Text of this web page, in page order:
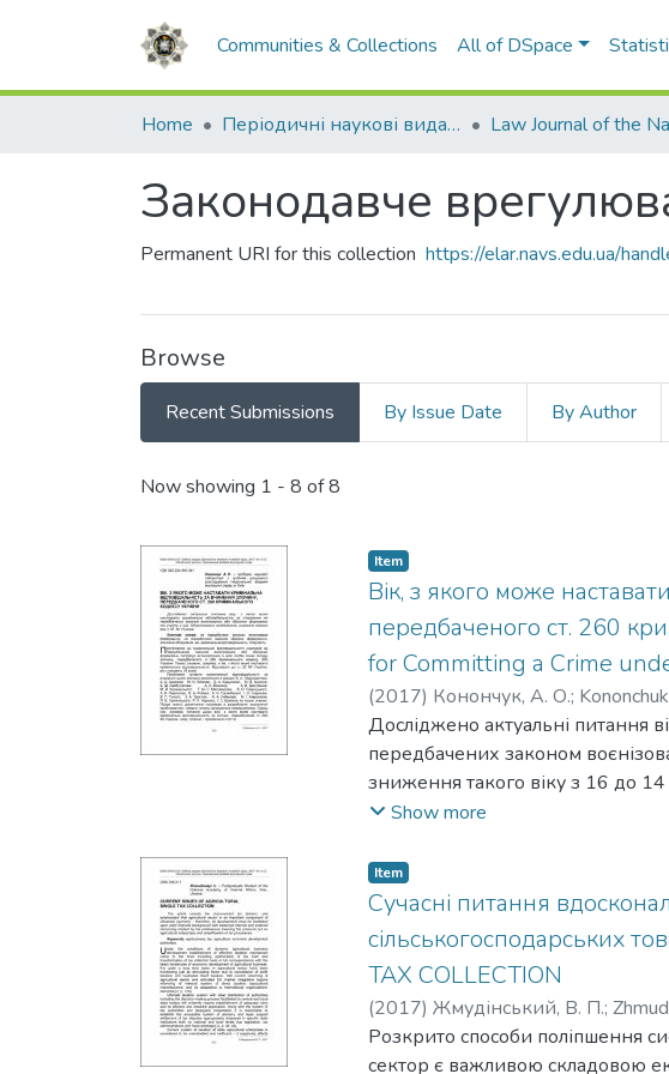
Communities & Collections All of DSpace
Home Періодичні наукові видання НАВС
Законодавче
Permanent URI for this collection https://elar.navs.edu.ua/
Browse
Recent Submissions By Issue Date By Author
Recent Submissions
Now showing 1 - 8 of 8
Item
Вік, з якого може
передбаченого ст. 260
for Committing a Crime
(2017) Конончук, А. О.;
Досліджено актуальні питання
передбачених законом
зниження такого віку з 16 до
наступать уголовная
до 14 лет.The topical age issues of
armed formations under Ukrainian
16 to 14 years is grounded.
Show more
Item
Cучасні питання
сільськогосподарських
TAX COLLECTION
(2017) Жмудінський, В. П.;
Розкрито способи поліпшення
сектор є важливою складовою